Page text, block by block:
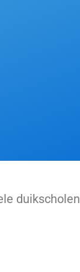
duikscholen